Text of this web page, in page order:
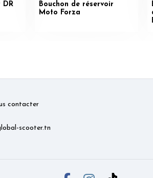
DR
Bouchon de réservoir
Moto Forza
contacter
scooter.tn